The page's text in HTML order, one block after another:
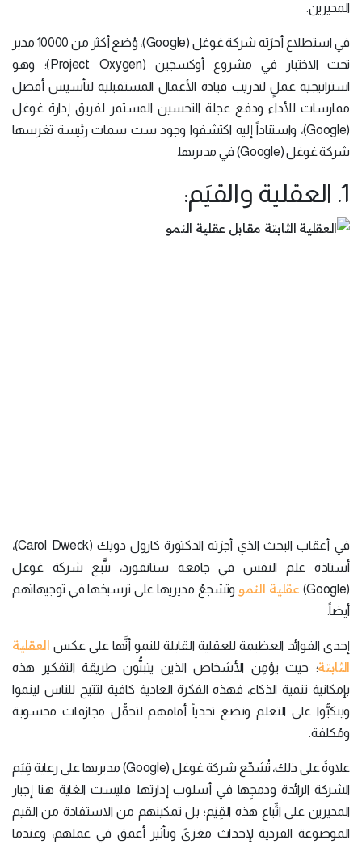
المديرين.
في استطلاع أجرَته شركة غوغل (Google)، وُضع أكثر من 10000 مدير
تحت الاختبار في مشروع أوكسجين (Project Oxygen)؛ وهو
استراتيجية عملٍ لتدريب قيادة الأعمال المستقبلية لتأسيس أفضل
ممارسات للأداء ودفع عجلة التحسين المستمر لفريق إدارة غوغل
(Google)، واستناداً إليه اكتشفوا وجود ست سمات رئيسة تغرسها
شركة غوغل (Google) في مديريها.
1. العقلية والقيَم:
في أعقاب البحث الذي أجرَته الدكتورة كارول دويك (Carol Dweck)،
أستاذة علم النفس في جامعة ستانفورد، تتَّبع شركة غوغل
(Google)
عقلية النمو وتشجعُ مديريها على ترسيخها في توجيهاتهم
أيضاً.
إحدى الفوائد العظيمة للعقلية القابلة للنمو أنَّها على عكس العقلية
الثابتة؛ حيث يؤمِن الأشخاص الذين يتبنُّون طريقة التفكير هذه
بإمكانية تنمية الذكاء، فهذه الفكرة العادية كافية لتتيح للناس لينموا
وينكبُّوا على التعلم وتضع تحدياً أمامهم لتحمُّل مجازفات محسوبة
ومُكلفة.
علاوةً على ذلك، تُشجِّع شركة غوغل (Google) مديريها على رعاية قِيَم
الشركة الرائدة ودمجِها في أسلوب إدارتها، فليست الغاية هنا إجبار
المديرين على اتِّباع هذه القِيَم؛ بل تمكينهم من الاستفادة من القيم
الموضوعة الفردية لإحداث مغزىً وتأثير أعمق في عملهم، وعندما